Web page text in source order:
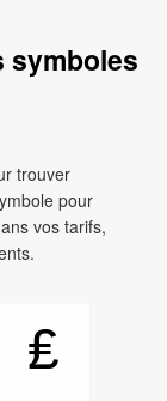
symboles
trouver
pour
vos tarifs,
₤